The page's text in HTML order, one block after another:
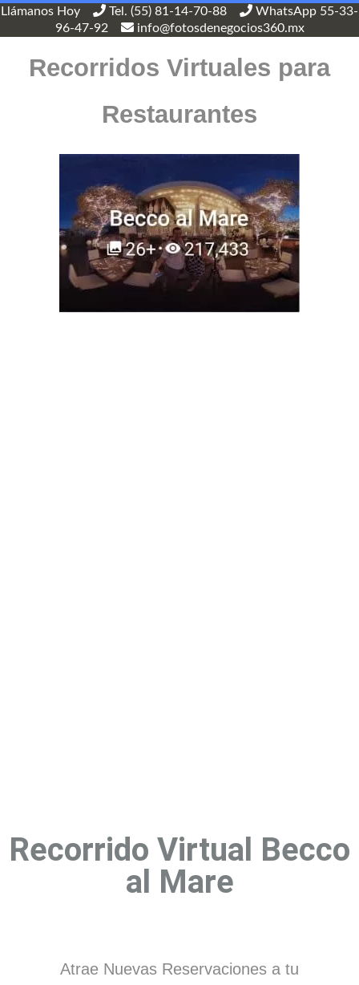
Llámanos Hoy Tel. (55) 81-14-70-88
WhatsApp 55-33-
96-47-92
info@fotosdenegocios360.mx
Recorridos Virtuales para
Restaurantes
Recorrido Virtual Becco
al Mare
Atrae Nuevas Reservaciones a tu